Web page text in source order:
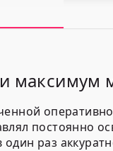
максимум
постоянно
раз